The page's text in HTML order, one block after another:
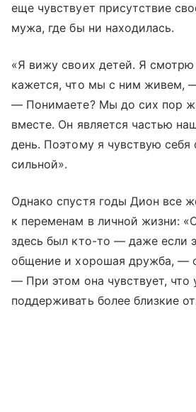
еще чувствует присутствие
мужа, где бы ни находилась.
«Я вижу своих детей. Я
кажется, что мы с ним живем,
— Понимаете? Мы до сих пор
вместе. Он является частью
день. Поэтому я чувствую себя
сильной».
Однако спустя годы Дион все
к переменам в личной жизни:
здесь был кто-то — даже если
общение и хорошая дружба, —
— При этом она чувствует, что
поддерживать более близкие